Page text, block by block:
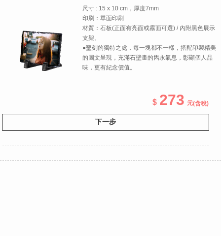
尺寸 : 15 x 10 cm，厚度7mm
印刷：單面印刷
材質：石板(正面有亮面或霧面可選) / 內附黑色展示
支架。
●鑿刻的獨特之處，每一塊都不一樣，搭配印製精美
的圖文呈現，充滿石壁畫的雋永氣息，彰顯個人品
味，更有紀念價值。
273 (含稅)
下一步